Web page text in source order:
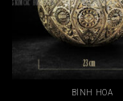
BÌNH HOA